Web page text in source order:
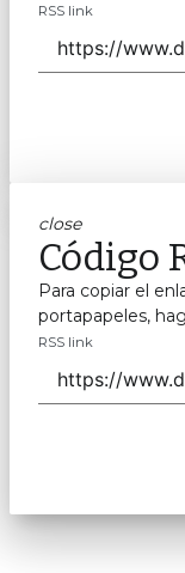
RSS link
close
Código
Para copiar el
portapapeles,
RSS link